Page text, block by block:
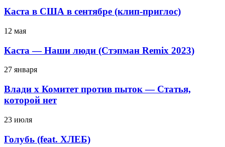
Каста в США в сентябре (клип-приглос)
12 мая
Каста — Наши люди (Стэпман Remix 2023)
27 января
Влади х Комитет против пыток — Статья,
которой нет
23 июля
Голубь (feat. ХЛЕБ)